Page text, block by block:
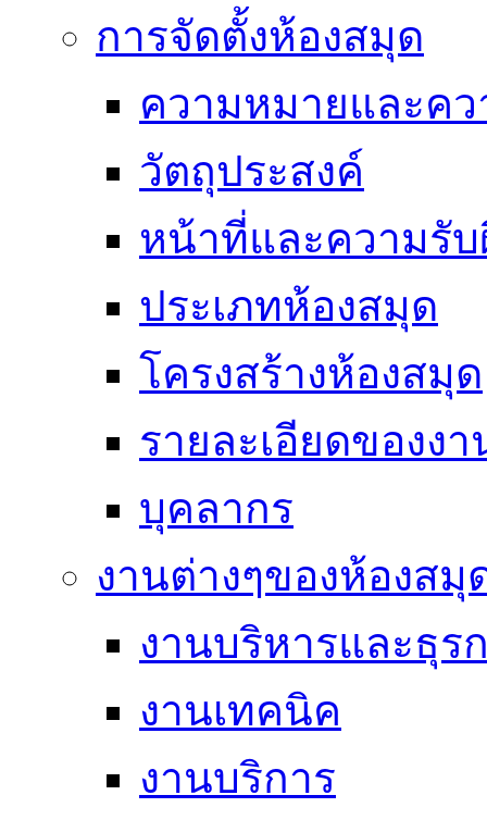
การจัดตั้งห้องสมุด
ความหมายและค
วัตถุประสงค์
หน้าที่และความรั
ประเภทห้องสมุด
โครงสร้างห้องสมุด
รายละเอียดของง
บุคลากร
งานต่างๆของห้องสมุ
งานบริหารและธุร
งานเทคนิค
งานบริการ